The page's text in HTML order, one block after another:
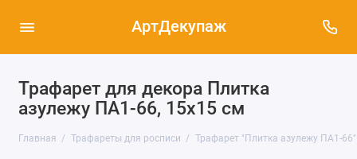
АртДекупаж
Трафарет для декора Плитка
азулежу ПА1-66, 15х15 см
Главная Трафареты для росписи Трафарет "Плитка азулежу ПА1-